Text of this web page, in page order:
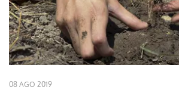
08 AGO 2019